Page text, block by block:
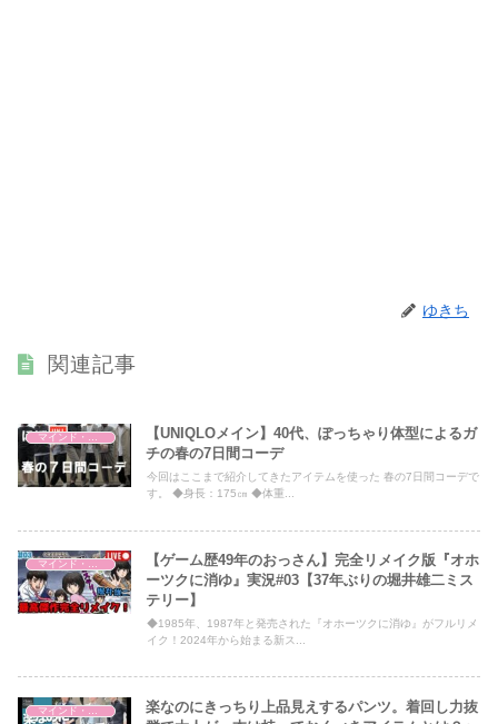
ゆきち
関連記事
マインド・哲学
【UNIQLOメイン】40代、ぽっちゃり体型によるガ
チの春の7日間コーデ
今回はここまで紹介してきたアイテムを使った 春の7日間コーデで
す。 ◆身長：175㎝ ◆体重...
マインド・哲学
【ゲーム歴49年のおっさん】完全リメイク版『オホ
ーツクに消ゆ』実況#03【37年ぶりの堀井雄二ミス
テリー】
◆1985年、1987年と発売された『オホーツクに消ゆ』がフルリメ
イク！2024年から始まる新ス...
マインド・哲学
楽なのにきっちり上品見えするパンツ。着回し力抜